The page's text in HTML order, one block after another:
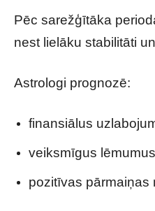
Pēc sarežģītāka
nest lielāku stabilitāti
Astrologi prognozē:
finansiālus
veiksmīgus
pozitīvas pārmaiņas